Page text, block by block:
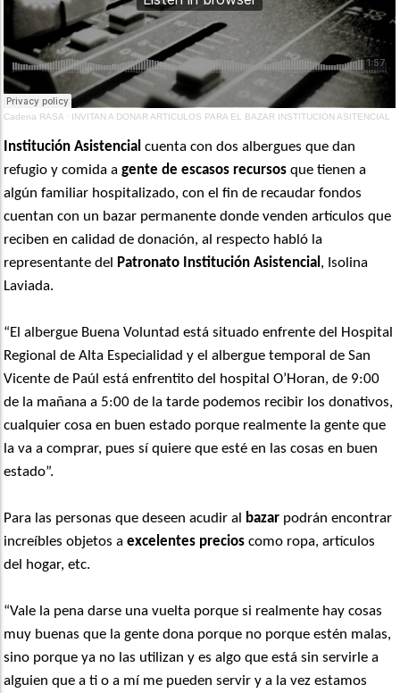
Cadena RASA · INVITAN A DONAR ARTICULOS PARA EL BAZAR INSTITUCIÓN ASITENCIAL
Institución Asistencial cuenta con dos albergues que dan
refugio y comida agente de escasos recursos que tienen a
algún familiar hospitalizado, con el fin de recaudar fondos
cuentan con un bazar permanente donde venden artículos que
reciben en calidad de donación, al respecto habló la
representante del Patronato Institución Asistencial, Isolina
Laviada.
“El albergue Buena Voluntad está situado enfrente del Hospital
Regional de Alta Especialidad y el albergue temporal de San
Vicente de Paúl está enfrentito del hospital O’Horan, de 9:00
de la mañana a 5:00 de la tarde podemos recibir los donativos,
cualquier cosa en buen estado porque realmente la gente que
la va a comprar, pues sí quiere que esté en las cosas en buen
estado”.
Para las personas que deseen acudir al bazar podrán encontrar
increíbles objetos aexcelentes precios como ropa, artículos
del hogar, etc.
“Vale la pena darse una vuelta porque si realmente hay cosas
muy buenas que la gente dona porque no porque estén malas,
sino porque ya no las utilizan y es algo que está sin servirle a
alguien que a ti o a mí me pueden servir y a la vez estamos